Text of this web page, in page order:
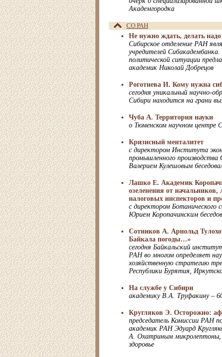
Академгородка
СО РАН
Не нужно ждать, делать надо
Сибирское отделение РАН
учредителей Сибакадембанка.
политической ситуации
академик Николай Добрецов
Роготнева И. Кому нужна
сегодня уникальный научно-
Сибири находится на грани
Чуба А. Территория науки
о Тюменском научном центре
Кризисный менталитет
с директором Института
промышленного
Валерием Кулешовым
Лашко Е. Академик
озеленения от
налоговых инспекторов и
с директором
Юрием Коропачинским
Сотников А. Арнольд
Байкала погоды…»
сегодня Байкальский
РАН во многом определяет
хозяйственную стратегию
Республики Бурятия,
На службе у Сибири
академику В.А. Труфакину –
Кругляков Э. Осторожно:
председатель Комиссии РАН
академик РАН Эдуард
А. Охатриным микролептоны,
здоровье